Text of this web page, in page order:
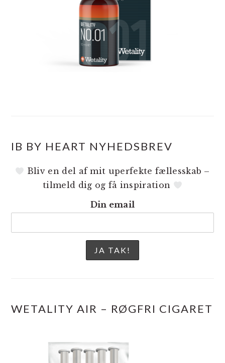
IB BY HEART NYHEDSBREV
Bliv en del af mit uperfekte fællesskab –
tilmeld dig og få inspiration
Din email
WETALITY AIR – RØGFRI CIGARET